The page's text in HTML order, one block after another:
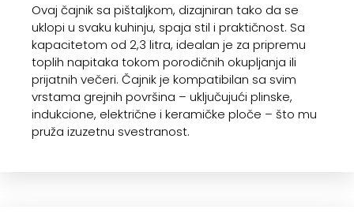
Ovaj čajnik sa pištaljkom, dizajniran tako da se
uklopi u svaku kuhinju, spaja stil i praktičnost. Sa
kapacitetom od 2,3 litra, idealan je za pripremu
toplih napitaka tokom porodičnih okupljanja ili
prijatnih večeri. Čajnik je kompatibilan sa svim
vrstama grejnih površina – uključujući plinske,
indukcione, električne i keramičke ploče – što mu
pruža izuzetnu svestranost.